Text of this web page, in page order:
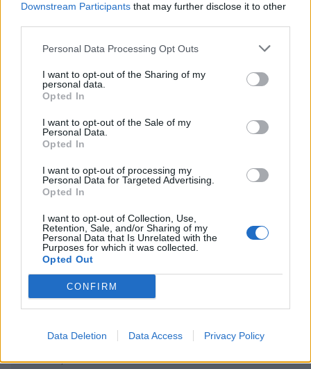
Downstream Participants that may further disclose it to other
Personal Data Processing Opt Outs
I want to opt-out of the Sharing of my
personal data.
Opted In
I want to opt-out of the Sale of my
Personal Data.
Opted In
I want to opt-out of processing my
Personal Data for Targeted Advertising.
Opted In
I want to opt-out of Collection, Use,
Retention, Sale, and/or Sharing of my
Personal Data that Is Unrelated with the
Purposes for which it was collected.
Opted Out
CONFIRM
Data Deletion Data Access Privacy Policy
4.1.2016, 17:00
Lentokoneesta löytyi
ylimääräinen kännykkä – nousu
keskeytettiin
27.4.2015, 12:30